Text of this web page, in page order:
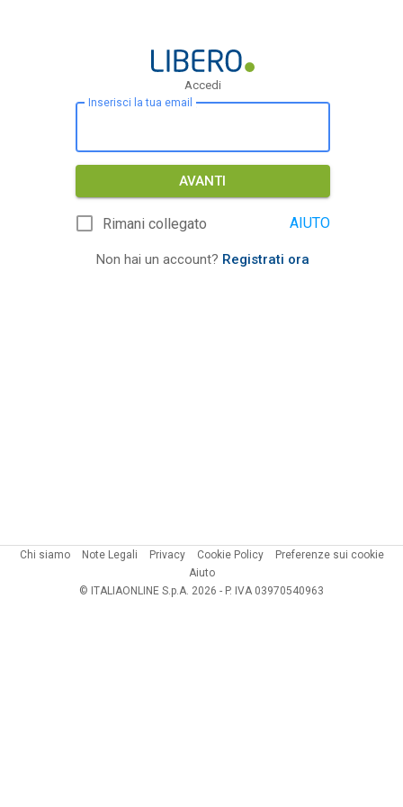
Accedi
Inserisci la tua email
AVANTI
Rimani collegato AIUTO
Non hai un account? Registrati ora
Chi siamo Note Legali Privacy Cookie Policy
Preferenze sui cookie
Aiuto
© ITALIAONLINE S.p.A. 2026 - P. IVA 03970540963